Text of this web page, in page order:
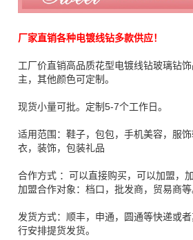
厂家直销各种电镀线钻多款供应！
工厂价直销高品质花型电镀线钻玻璃钻
主，其他颜色可定制。
现货小量可批。定制5-7个工作日。
适用范围：鞋子，包包，手机美容，服
衣，装饰，包装礼品
合作方式 ：可以直接购买，可以加盟，
加盟合作对象：档口，批发商，贸易商等
发货方式：顺丰，申通，圆通等快递或
行安排提货发货。